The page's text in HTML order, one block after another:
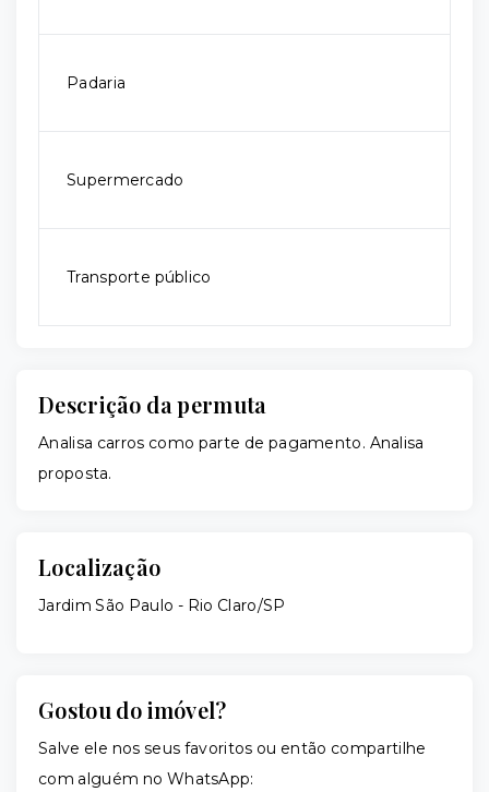
Padaria
Supermercado
Transporte público
Descrição da permuta
Analisa carros como parte de pagamento. Analisa
proposta.
Localização
Jardim São Paulo - Rio Claro/SP
Gostou do imóvel?
Salve ele nos seus favoritos ou então compartilhe
com alguém no WhatsApp: